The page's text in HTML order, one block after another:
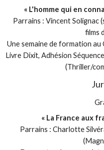
« L'homme qui en
Parrains : Vincent Solignac
films
Une semaine de formation
Livre Dixit, Adhésion
(Thriller/
« La France aux
Parrains : Charlotte